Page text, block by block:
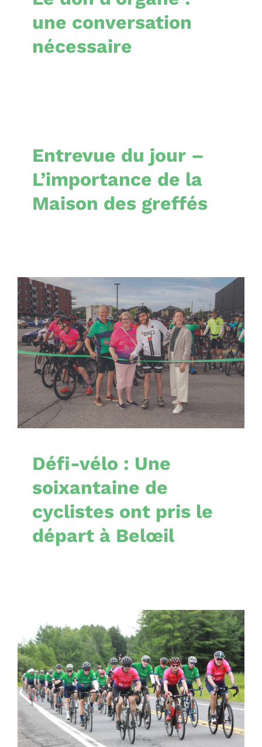
une conversation
nécessaire
Entrevue du jour –
L’importance de la
Maison des greffés
Défi-vélo : Une
soixantaine de
cyclistes ont pris le
départ à Belœil
Nouvelles
Défi-vélo : Une
soixantaine de
cyclistes ont pris le
départ à Belœil
Défi-vélo de la Maison
des greffés Lina Cyr :
Pédaler 300 km pour
soutenir les greffés
Nouvelles